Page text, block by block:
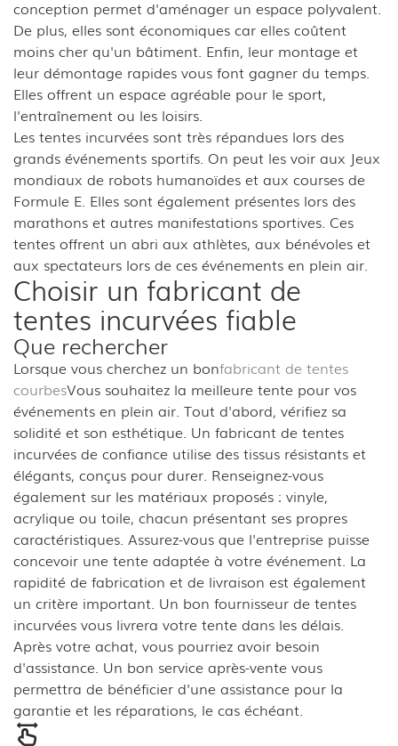
conception permet d'aménager un espace polyvalent.
De plus, elles sont économiques car elles coûtent
moins cher qu'un bâtiment. Enfin, leur montage et
leur démontage rapides vous font gagner du temps.
Elles offrent un espace agréable pour le sport,
l'entraînement ou les loisirs.
Les tentes incurvées sont très répandues lors des
grands événements sportifs. On peut les voir aux Jeux
mondiaux de robots humanoïdes et aux courses de
Formule E. Elles sont également présentes lors des
marathons et autres manifestations sportives. Ces
tentes offrent un abri aux athlètes, aux bénévoles et
aux spectateurs lors de ces événements en plein air.
Choisir un fabricant de
tentes incurvées fiable
Que rechercher
Lorsque vous cherchez un bonfabricant de tentes
courbesVous souhaitez la meilleure tente pour vos
événements en plein air. Tout d'abord, vérifiez sa
solidité et son esthétique. Un fabricant de tentes
incurvées de confiance utilise des tissus résistants et
élégants, conçus pour durer. Renseignez-vous
également sur les matériaux proposés : vinyle,
acrylique ou toile, chacun présentant ses propres
caractéristiques. Assurez-vous que l'entreprise puisse
concevoir une tente adaptée à votre événement. La
rapidité de fabrication et de livraison est également
un critère important. Un bon fournisseur de tentes
incurvées vous livrera votre tente dans les délais.
Après votre achat, vous pourriez avoir besoin
d'assistance. Un bon service après-vente vous
permettra de bénéficier d'une assistance pour la
garantie et les réparations, le cas échéant.